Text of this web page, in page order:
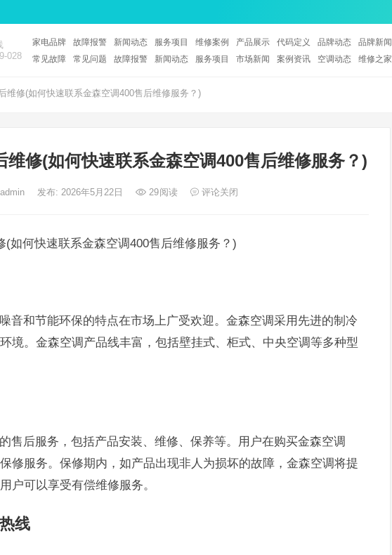
028
家电品牌 故障报警 新闻动态 服务项目 维修案例 产品展示 代码定义 品牌动态 品牌新闻
常见故障
常见问题 故障报警 新闻动态 服务项目 市场新闻 案例资讯 空调动态 维修之家
维修(如何快速联系金森空调400售后维修服务？)
维修(如何快速联系金森空调400售后维修服务？)
admin 发布: 2026年5月22日 29阅读 评论关闭
(如何快速联系金森空调400售后维修服务？)
音和节能环保的特点在市场上广受欢迎。金森空调采用先进的制冷
境。金森空调产品线丰富，包括壁挂式、柜式、中央空调等多种型
售后服务，包括产品安装、维修、保养等。用户在购买金森空调
修服务。保修期内，如产品出现非人为损坏的故障，金森空调将提
户可以享受有偿维修服务。
线